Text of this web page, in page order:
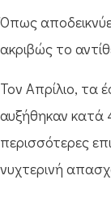
Όπως
ακριβώς το
Τον Απρίλιο, τα
αυξήθηκαν κατά
περισσότερες
νυχτερινή